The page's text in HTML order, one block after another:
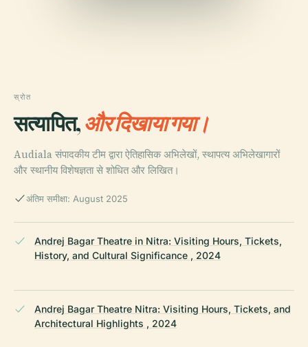
स्रोत
सत्यापित,और दिखाया गया।
Audiala संपादकीय टीम द्वारा ऐतिहासिक अभिलेखों, स्थापत्य अभिलेखागारों
और स्थानीय विशेषज्ञता से शोधित और लिखित।
अंतिम समीक्षा: August 2025
Andrej Bagar Theatre in Nitra: Visiting Hours, Tickets,
History, and Cultural Significance , 2024
Andrej Bagar Theatre Nitra: Visiting Hours, Tickets, and
Architectural Highlights , 2024